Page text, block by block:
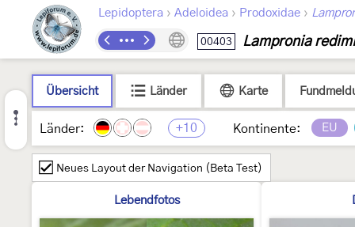
Lepidoptera › Adeloidea › Prodoxidae ›
00403 Lampronia
Übersicht Länder Karte
Länder: +10 Kontinente: EU
Neues Layout der Navigation (Beta Test)
Lebendfotos